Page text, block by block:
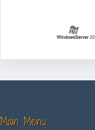
Main Menu